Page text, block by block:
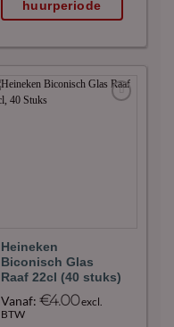
huurperiode
Heineken
Biconisch Glas
Raaf 22cl (40 stuks)
Vanaf: €4.00excl.
BTW